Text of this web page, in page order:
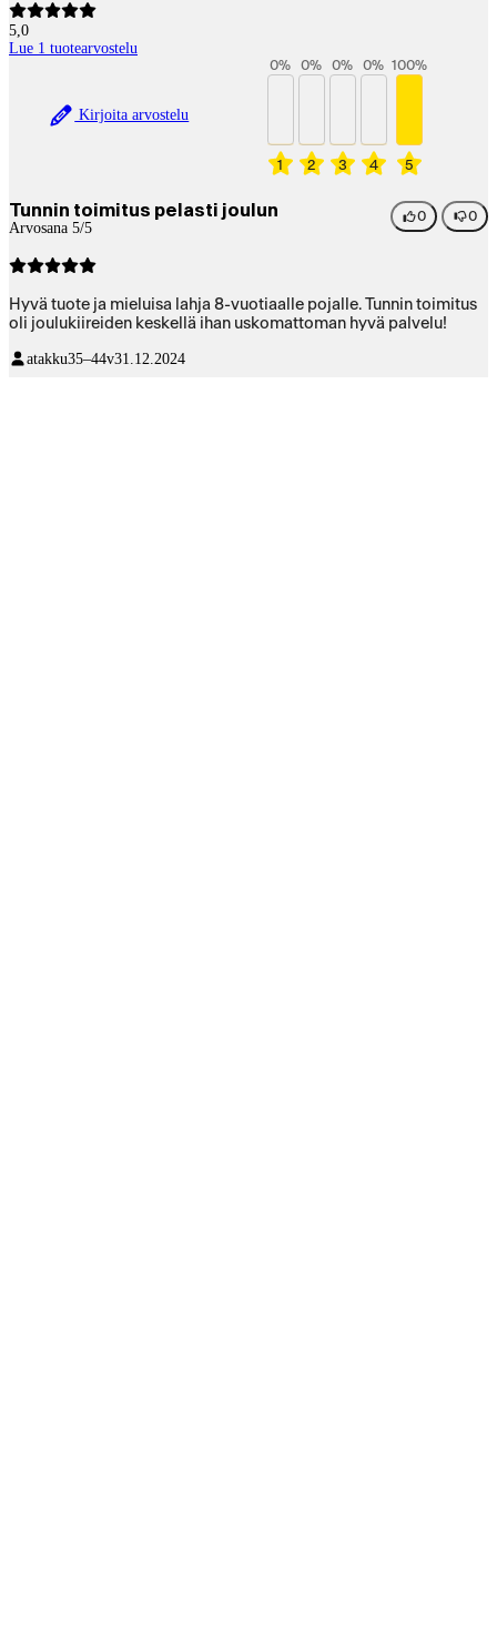
5,0
Lue 1 tuotearvostelu
Kirjoita arvostelu
1
0%
2
0%
3
0%
4
0%
5
100%
Tunnin toimitus pelasti joulun
Arvosana 5/5
0 0
Hyvä tuote ja mieluisa lahja 8-vuotiaalle pojalle. Tunnin toimitus
oli joulukiireiden keskellä ihan uskomattoman hyvä palvelu!
atakku35–44v31.12.2024